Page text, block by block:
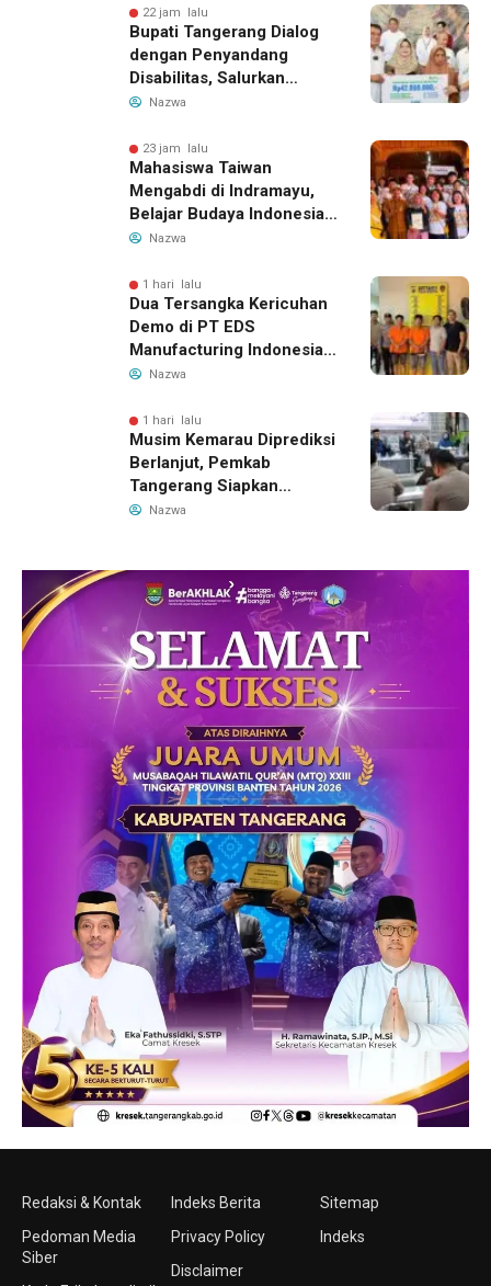
Bandung-Denpasar
22 jam lalu
Bupati Tangerang Dialog
dengan Penyandang
Disabilitas, Salurkan
Bantuan dan Tampung
Nazwa
23 jam lalu
Mahasiswa Taiwan
Mengabdi di Indramayu,
Belajar Budaya Indonesia
dan Edukasi Pekerja
Nazwa
1 hari lalu
Dua Tersangka Kericuhan
Demo di PT EDS
Manufacturing Indonesia
Ditahan, Polda Banten
Pengelolaan Limbah
Nazwa
1 hari lalu
Musim Kemarau Diprediksi
Berlanjut, Pemkab
Tangerang Siapkan
Langkah Antisipasi Krisis
Nazwa
Redaksi & Kontak
Pedoman Media
Siber
Indeks Berita
Privacy Policy
Disclaimer
Sitemap
Indeks